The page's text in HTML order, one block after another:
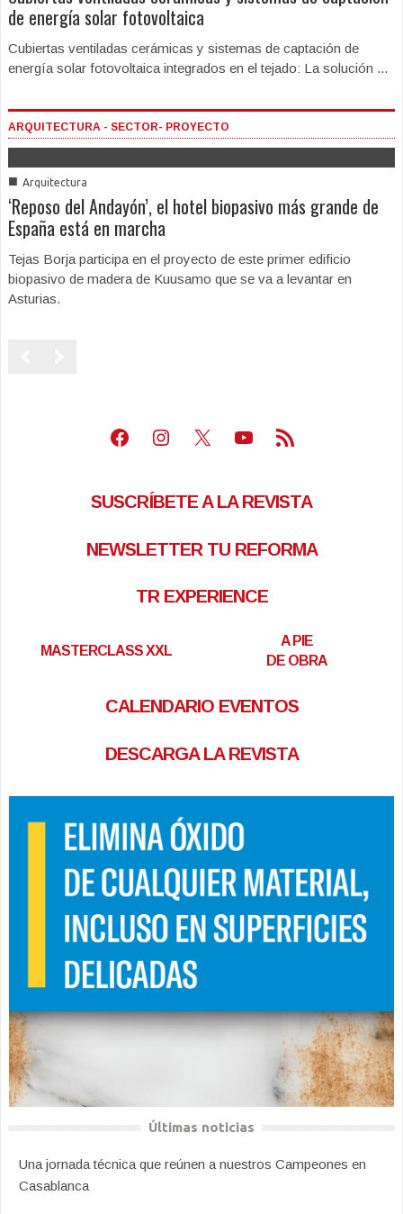
de energía solar fotovoltaica
Cubiertas ventiladas cerámicas y sistemas de captación de
energía solar fotovoltaica integrados en el tejado: La solución ...
ARQUITECTURA - SECTOR- PROYECTO
■ Arquitectura
‘Reposo del Andayón’, el hotel biopasivo más grande de
España está en marcha
Tejas Borja participa en el proyecto de este primer edificio
biopasivo de madera de Kuusamo que se va a levantar en
Asturias.
Facebook
Instagram
X Youtube
Feed RSS
SUSCRÍBETE A LA REVISTA
NEWSLETTER TU REFORMA
TR EXPERIENCE
MASTERCLASS XXL
A PIE
DE OBRA
CALENDARIO EVENTOS
DESCARGA LA REVISTA
Últimas noticias
Una jornada técnica que reúnen a nuestros Campeones en
Casablanca